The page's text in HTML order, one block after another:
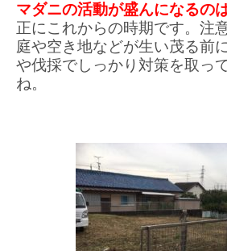
マダニの活動が盛んになるの
正にこれからの時期です。注
庭や空き地などが生い茂る前
や伐採でしっかり対策を取っ
ね。